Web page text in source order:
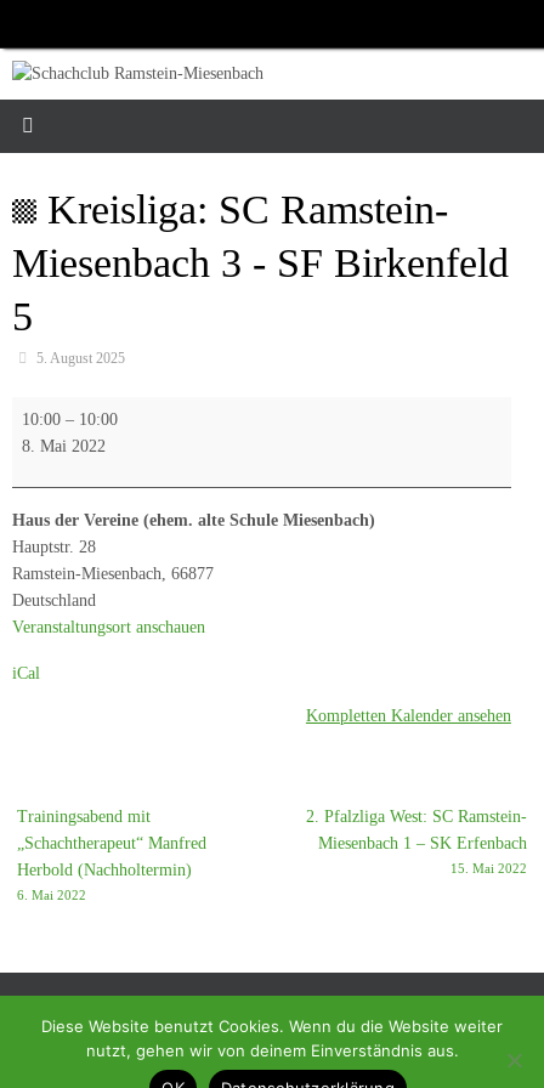
springen
Kreisliga: SC Ramstein-
Miesenbach 3 - SF Birkenfeld
5
5. August 2025
Kreisliga:
SC
Miesenbach
3
-
SF
Birkenfeld
5
10:00 – 10:00
8. Mai 2022
Haus der Vereine (ehem. alte Schule Miesenbach)
Hauptstr. 28
Ramstein-Miesenbach 66877
Deutschland
Veranstaltungsort anschauen
iCal
Kompletten Kalender ansehen
Trainingsabend mit
„Schachtherapeut“ Manfred
Herbold (Nachholtermin)
6. Mai 2022
2. Pfalzliga West: SC Ramstein-
Miesenbach 1 – SK Erfenbach
15. Mai 2022
© 2018 - Homepage des SC Ramstein-Miesenbach
Diese Website benutzt Cookies. Wenn du die Website weiter
nutzt, gehen wir von deinem Einverständnis aus.